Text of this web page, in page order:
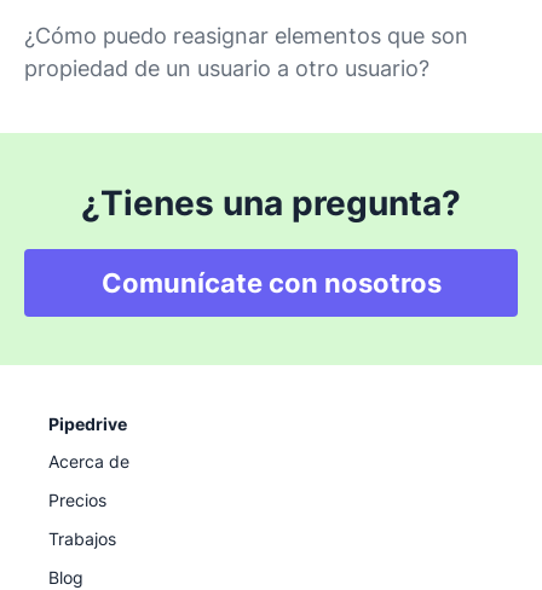
¿Cómo puedo reasignar elementos que son
propiedad de un usuario a otro usuario?
¿Tienes una pregunta?
Comunícate con nosotros
Pipedrive
Acerca de
Precios
Trabajos
Blog